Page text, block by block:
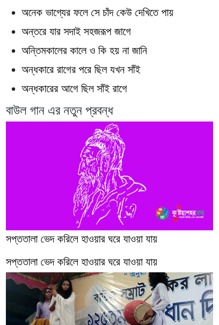
অনেক ভাগ্যের ফলে সে চাঁদ কেউ দেখিতে পায়
অন্তরে যার সদাই সহজরূপ জাগে
অন্তিমকালের কালে ও কি হয় না জানি
অন্ধকারে রাগের পরে ছিল যখন সাঁই
অন্ধকারের আগে ছিল সাঁই রাগে
বাউল গান এর নতুন প্রবন্ধ
সপ্ততালা ভেদ করিলে হাওয়ার ঘরে যাওয়া যায়
সপ্ততালা ভেদ করিলে হাওয়ার ঘরে যাওয়া যায়